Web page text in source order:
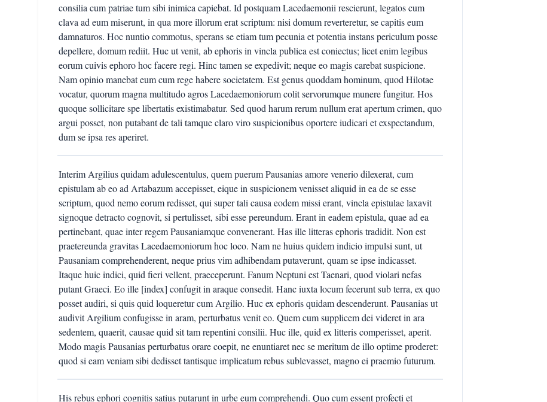
consilia cum patriae tum sibi inimica capiebat. Id postquam Lacedaemonii rescierunt, legatos cum
clava ad eum miserunt, in qua more illorum erat scriptum: nisi domum reverteretur, se capitis eum
damnaturos. Hoc nuntio commotus, sperans se etiam tum pecunia et potentia instans periculum posse
depellere, domum rediit. Huc ut venit, ab ephoris in vincla publica est coniectus; licet enim legibus
eorum cuivis ephoro hoc facere regi. Hinc tamen se expedivit; neque eo magis carebat suspicione.
Nam opinio manebat eum cum rege habere societatem. Est genus quoddam hominum, quod Hilotae
vocatur, quorum magna multitudo agros Lacedaemoniorum colit servorumque munere fungitur. Hos
quoque sollicitare spe libertatis existimabatur. Sed quod harum rerum nullum erat apertum crimen, quo
argui posset, non putabant de tali tamque claro viro suspicionibus oportere iudicari et exspectandum,
dum se ipsa res aperiret.
Interim Argilius quidam adulescentulus, quem puerum Pausanias amore venerio dilexerat, cum
epistulam ab eo ad Artabazum accepisset, eique in suspicionem venisset aliquid in ea de se esse
scriptum, quod nemo eorum redisset, qui super tali causa eodem missi erant, vincla epistulae laxavit
signoque detracto cognovit, si pertulisset, sibi esse pereundum. Erant in eadem epistula, quae ad ea
pertinebant, quae inter regem Pausaniamque convenerant. Has ille litteras ephoris tradidit. Non est
praetereunda gravitas Lacedaemoniorum hoc loco. Nam ne huius quidem indicio impulsi sunt, ut
Pausaniam comprehenderent, neque prius vim adhibendam putaverunt, quam se ipse indicasset.
Itaque huic indici, quid fieri vellent, praeceperunt. Fanum Neptuni est Taenari, quod violari nefas
putant Graeci. Eo ille [index] confugit in araque consedit. Hanc iuxta locum fecerunt sub terra, ex quo
posset audiri, si quis quid loqueretur cum Argilio. Huc ex ephoris quidam descenderunt. Pausanias ut
audivit Argilium confugisse in aram, perturbatus venit eo. Quem cum supplicem dei videret in ara
sedentem, quaerit, causae quid sit tam repentini consilii. Huc ille, quid ex litteris comperisset, aperit.
Modo magis Pausanias perturbatus orare coepit, ne enuntiaret nec se meritum de illo optime proderet:
quod si eam veniam sibi dedisset tantisque implicatum rebus sublevasset, magno ei praemio futurum.
His rebus ephori cognitis satius putarunt in urbe eum comprehendi. Quo cum essent profecti et